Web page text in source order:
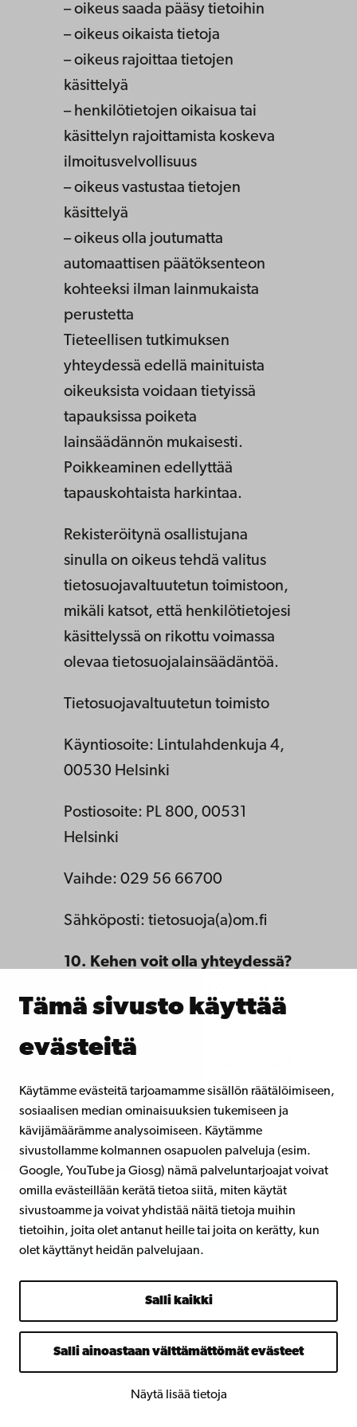
Tämä sivusto käyttää
evästeitä
Käytämme evästeitä tarjoamamme sisällön räätälöimiseen,
sosiaalisen median ominaisuuksien tukemiseen ja
kävijämäärämme analysoimiseen. Käytämme
sivustollamme kolmannen osapuolen palveluja (esim.
Google, YouTube ja Giosg) nämä palveluntarjoajat voivat
omilla evästeillään kerätä tietoa siitä, miten käytät
sivustoamme ja voivat yhdistää näitä tietoja muihin
tietoihin, joita olet antanut heille tai joita on kerätty, kun
olet käyttänyt heidän palvelujaan.
Salli kaikki
Salli ainoastaan välttämättömät evästeet
Näytä lisää tietoja
– oikeus saada pääsy tietoihin
– oikeus oikaista tietoja
– oikeus rajoittaa tietojen
käsittelyä
– henkilötietojen oikaisua tai
käsittelyn rajoittamista koskeva
ilmoitusvelvollisuus
– oikeus vastustaa tietojen
käsittelyä
– oikeus olla joutumatta
automaattisen päätöksenteon
kohteeksi ilman lainmukaista
perustetta
Tieteellisen tutkimuksen
yhteydessä edellä mainituista
oikeuksista voidaan tietyissä
tapauksissa poiketa
lainsäädännön mukaisesti.
Poikkeaminen edellyttää
tapauskohtaista harkintaa.
Rekisteröitynä osallistujana
sinulla on oikeus tehdä valitus
tietosuojavaltuutetun toimistoon,
mikäli katsot, että henkilötietojesi
käsittelyssä on rikottu voimassa
olevaa tietosuojalainsäädäntöä.
Tietosuojavaltuutetun toimisto
Käyntiosoite: Lintulahdenkuja 4,
00530 Helsinki
Postiosoite: PL 800, 00531
Helsinki
Vaihde: 029 56 66700
Sähköposti: tietosuoja(a)om.fi
10. Kehen voit olla yhteydessä?
yhteydenotot ja pyynnöt tulee
esittää kirjallisesti tai
(2) nimetylle yhteyshenkilölle.